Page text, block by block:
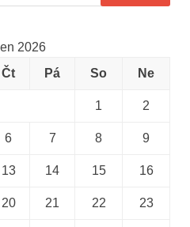
2026
Čt Pá So Ne
1 2
6 7 8 9
13 14 15 16
20 21 22 23